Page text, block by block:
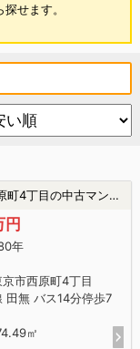
せます。
目の中古マンション
年
市西原町4丁目
田無 バス14分停歩7
㎡